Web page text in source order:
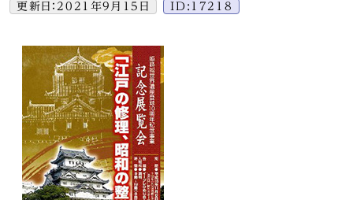
更新日： 2021年9月15日 ID:17218